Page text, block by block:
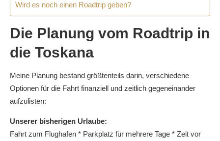
Wird es noch einen Roadtrip geben?
Die Planung vom Roadtrip in
die Toskana
Meine Planung bestand größtenteils darin, verschiedene
Optionen für die Fahrt finanziell und zeitlich gegeneinander
aufzulisten:
Unserer bisherigen Urlaube:
Fahrt zum Flughafen * Parkplatz für mehrere Tage * Zeit vor